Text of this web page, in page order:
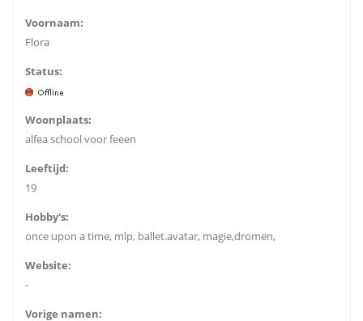
Voornaam:
Flora
Status:
Woonplaats:
alfea school voor feeen
Leeftijd:
19
Hobby's:
once upon a time, mlp, ballet.avatar, magie,dromen,
Website:
-
Vorige namen: